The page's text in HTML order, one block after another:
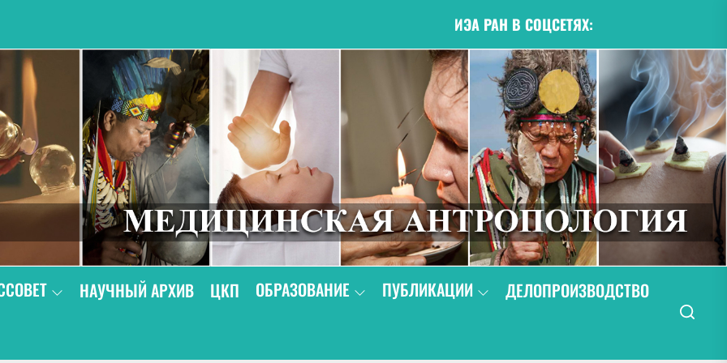
ИЭА РАН В СОЦСЕТЯХ:
НАУЧНЫЙ АРХИВ ЦКП ОБРАЗОВАНИЕ ПУБЛИКАЦИИ
ДЕЛОПРОИЗВОДСТВО